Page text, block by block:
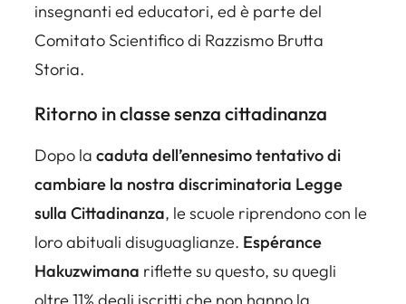
insegnanti ed educatori, ed è parte del
Comitato Scientifico di Razzismo Brutta
Storia.
Ritorno in classe senza cittadinanza
Dopo la caduta dell’ennesimo tentativo di
cambiare la nostra discriminatoria Legge
sulla Cittadinanza, le scuole riprendono con le
loro abituali disuguaglianze. Espérance
Hakuzwimana riflette su questo, su quegli